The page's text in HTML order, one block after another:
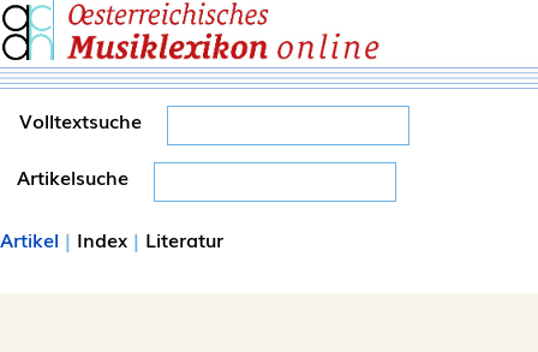
Volltextsuche
Artikelsuche
Artikel | Index | Literatur